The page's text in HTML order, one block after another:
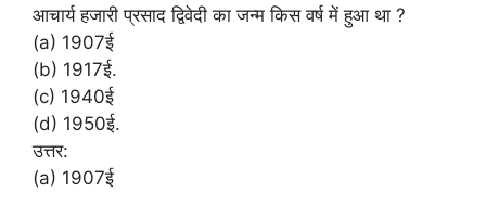
आचार्य हजारी प्रसाद द्विवेदी का जन्म किस वर्ष में हुआ था ?
(a) 1907ई
(b) 1917ई.
(c) 1940ई
(d) 1950ई.
उत्तर:
(a) 1907ई